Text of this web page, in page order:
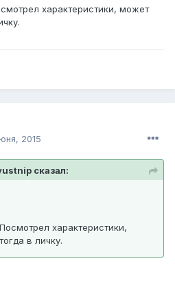
характеристики, может
2015
сказал:
характеристики,
в личку.